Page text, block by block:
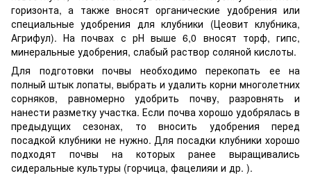
горизонта, а также вносят органические удобрения или
специальные удобрения для клубники (Цеовит клубника,
Агрифул). На почвах с рН выше 6,0 вносят торф, гипс,
минеральные удобрения, слабый раствор соляной кислоты.
Для подготовки почвы необходимо перекопать ее на
полный штык лопаты, выбрать и удалить корни многолетних
сорняков, равномерно удобрить почву, разровнять и
нанести разметку участка. Если почва хорошо удобрялась в
предыдущих сезонах, то вносить удобрения перед
посадкой клубники не нужно. Для посадки клубники хорошо
подходят почвы на которых ранее выращивались
сидеральные культуры (горчица, фацелияи и др. ).